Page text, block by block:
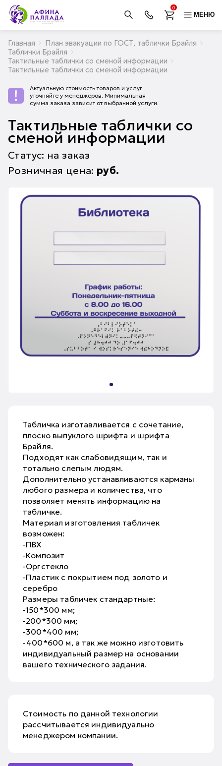
0
МЕНЮ
Главная
План эвакуации по ГОСТ, таблички Брайля
Таблички Брайля
Тактильные таблички со сменой информации
Тактильные таблички со сменой информации
Актуальную стоимость товаров и услуг
уточняйте у менеджеров. Минимальная
сумма заказа зависит от выбранной услуги.
Тактильные таблички со
сменой информации
Статус: на заказ
Розничная цена: руб.
Табличка изготавливается с сочетание,
плоско выпуклого шрифта и шрифта
Брайля.
Подходят как слабовидящим, так и
тотально слепым людям.
Дополнительно устанавливаются карманы
любого размера и количества, что
позволяет менять информацию на
табличке.
Материал изготовления табличек
возможен:
-ПВХ
-Композит
-Оргстекло
-Пластик с покрытием под золото и
серебро
Размеры табличек стандартные:
-150*300 мм;
-200*300 мм;
-300*400 мм;
-400*600 м, а так же можно изготовить
индивидуальный размер на основании
вашего технического задания.
Стоимость по данной технологии
рассчитывается индивидуально
менеджером компании.